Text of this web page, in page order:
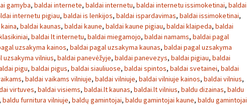
gamyba, baldai internete, baldai internetu, baldai internetu issimoketinai, baldai
internetu pigiau, baldai is lenkijos, baldai ispardavimas, baldai issimoketinai,
, baldai kaunas, baldai kaune, baldai kaune pigiau, baldai klaipeda, baldai
, baldai lt internetu, baldai miegamojo, baldai namams, baldai pagal
uzsakyma kainos, baldai pagal uzsakyma kaunas, baldai pagal uzsakyma
uzsakyma vilnius, baldai panevėžyje, baldai panevezys, baldai pigiau, baldai
pigu, baldai pigus, baldai siauliuose, baldai spintos, baldai svetainei, baldai
, baldai vaikams vilniuje, baldai vilniuje, baldai vilniuje kainos, baldai vilnius,
virtuves, baldai visiems, baldai.lt kaunas, baldai.lt vilnius, baldu dizainas, baldu
, baldu furnitura vilniuje, baldų gamintojai, baldu gamintojai kaune, baldu gamintojai